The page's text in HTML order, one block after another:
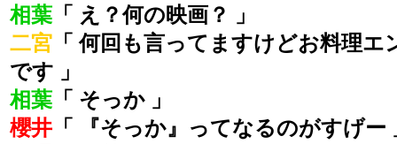
相葉 「 え？何の映画？ 」
二宮 「 何回も言ってますけどお料理
です 」
相葉 「 そっか 」
櫻井 「 『そっか』ってなるのがすげー